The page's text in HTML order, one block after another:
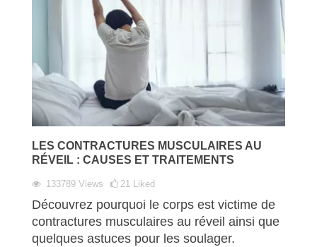
LES CONTRACTURES MUSCULAIRES AU
RÉVEIL : CAUSES ET TRAITEMENTS
133789 Views 21 Liked
Découvrez pourquoi le corps est victime de
contractures musculaires au réveil ainsi que
quelques astuces pour les soulager.